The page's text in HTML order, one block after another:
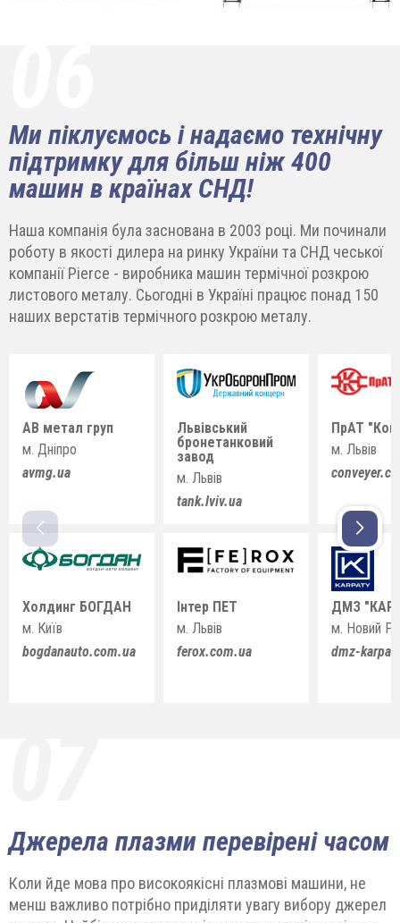
Ми піклуємось і надаємо технічну
підтримку для більш ніж 400
машин в країнах СНД!
Наша компанія була заснована в 2003 році. Ми починали
роботу в якості дилера на ринку України та СНД чеської
компанії Pierce - виробника машин термічної розкрою
листового металу. Сьогодні в Україні працює понад 150
наших верстатів термічного розкрою металу.
АВ метал груп
м. Дніпро
avmg.ua
Холдинг БОГДАН
м. Київ
bogdanauto.com.ua
Львівський
бронетанковий
завод
м. Львів
tank.lviv.ua
Інтер ПЕТ
м. Львів
ferox.com.ua
ПрАТ
м. Львів
ДМЗ
м. Новий
dmz-
Джерела плазми перевірені часом
Коли йде мова про високоякісні плазмові машини, не
менш важливо потрібно приділяти увагу вибору джерел